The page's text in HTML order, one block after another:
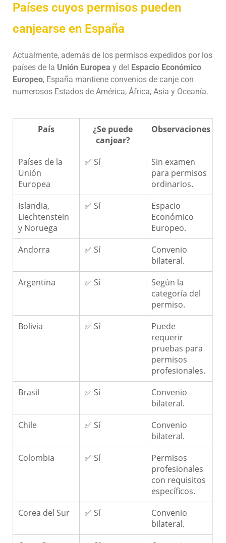
Países cuyos permisos pueden
canjearse en España
Actualmente, además de los permisos expedidos por los
países de la Unión Europea y del Espacio Económico
Europeo, España mantiene convenios de canje con
numerosos Estados de América, África, Asia y Oceanía.
País
¿Se puede
canjear?
Observaciones
Países de la
Unión
Europea
✅ Sí
Sin examen
para permisos
ordinarios.
Islandia,
Liechtenstein
y Noruega
✅ Sí
Espacio
Económico
Europeo.
Andorra
✅ Sí
Convenio
bilateral.
Argentina
✅ Sí
Según la
categoría del
permiso.
Bolivia
✅ Sí
Puede
requerir
pruebas para
permisos
profesionales.
Brasil
✅ Sí
Convenio
bilateral.
Chile
✅ Sí
Convenio
bilateral.
Colombia
✅ Sí
Permisos
profesionales
con requisitos
específicos.
Corea del Sur
✅ Sí
Convenio
bilateral.